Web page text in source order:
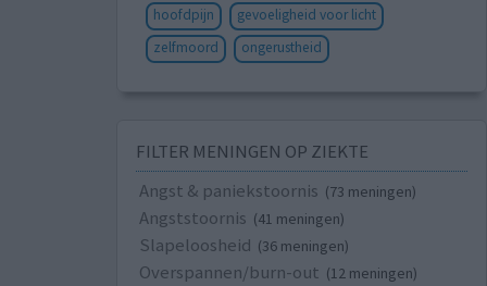
hoofdpijn
gevoeligheid voor licht
zelfmoord
ongerustheid
FILTER MENINGEN OP ZIEKTE
Angst & paniekstoornis (73 meningen)
Angststoornis (41 meningen)
Slapeloosheid (36 meningen)
Overspannen/burn-out (12 meningen)